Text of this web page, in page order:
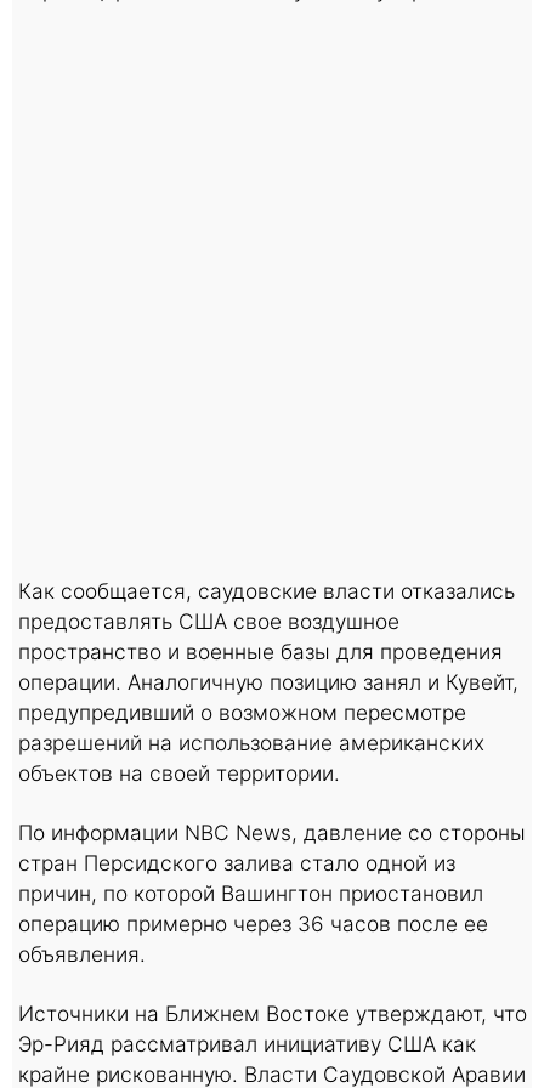
Как сообщается, саудовские власти отказались
предоставлять США свое воздушное
пространство и военные базы для проведения
операции. Аналогичную позицию занял и Кувейт,
предупредивший о возможном пересмотре
разрешений на использование американских
объектов на своей территории.
По информации NBC News, давление со стороны
стран Персидского залива стало одной из
причин, по которой Вашингтон приостановил
операцию примерно через 36 часов после ее
объявления.
Источники на Ближнем Востоке утверждают, что
Эр-Рияд рассматривал инициативу США как
крайне рискованную. Власти Саудовской Аравии